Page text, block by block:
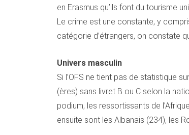
en Erasmus qu’ils font du tourisme
Le crime est une constante, y
catégorie d’étrangers, on constate
Univers masculin
Si l’OFS ne tient pas de statistique
(ères) sans livret B ou C selon la
podium, les ressortissants de
ensuite sont les Albanais (234), les